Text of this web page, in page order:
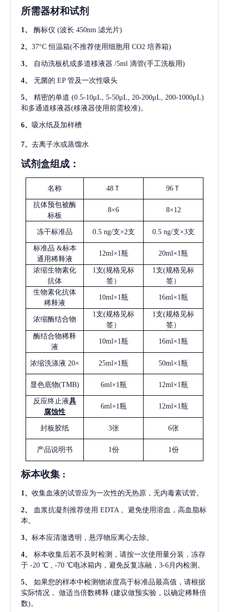
所需器材和试剂
1、 酶标仪 (波长 450nm 滤光片)
2、 37°C 恒温箱(不推荐使用细胞用 CO2 培养箱)
3、 自动洗板机或多道移液器 /5ml 滴管(手工洗板用)
4、 无菌的 EP 管及一次性吸头
5、 精密的单道 (0.5-10μL, 5-50μL, 20-200μL, 200-1000μL)
和多通道移液器(移液器使用前需校准)。
6、 吸水纸及加样槽
7、 去离子水或蒸馏水
试剂盒组成：
名称 48Ｔ 96Ｔ
抗体预包被酶
标板
8×6 8×12
冻干标准品 0.5 ng/支×2支 0.5 ng/支×3支
标准品 &标本
通用稀释液
12ml×1瓶 20ml×1瓶
浓缩生物素化
抗体
1支(规格见标
签）
1支(规格见标
签）
生物素化抗体
稀释液
10ml×1瓶 16ml×1瓶
浓缩酶结合物
1支(规格见标
签）
1支(规格见标
签）
酶结合物稀释
液
10ml×1瓶 16ml×1瓶
浓缩洗涤液 20× 25ml×1瓶 50ml×1瓶
显色底物(TMB) 6ml×1瓶 12ml×1瓶
反应终止液具
腐蚀性
6ml×1瓶 12ml×1瓶
封板胶纸 3张 6张
产品说明书 1份 1份
标本收集 :
1、 收集血液的试管应为一次性的无热原，无内毒素试管。
2、 血浆抗凝剂推荐使用 EDTA 。避免使用溶血，高血脂标
本。
3、 标本应清澈透明，悬浮物应离心去除。
4、
标本收集后若不及时检测，请按一次使用量分装，冻存
于 -20 ℃ , -70 ℃电冰箱内，避免反复冻融，3-6月内检测。
5、
如果您的样本中检测物浓度高于标准品最高值，请根据
实际情况，
做适当倍数稀释 (建议做预实验，以确定稀释倍
数)。